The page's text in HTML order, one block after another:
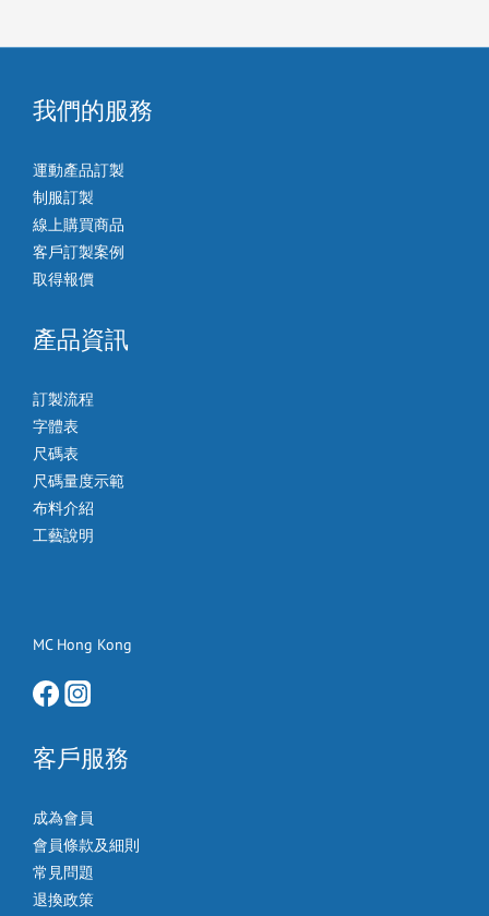
我們的服務
運動產品訂製
制服訂製
線上購買商品
客戶訂製案例
取得報價
產品資訊
訂製流程
字體表
尺碼表
尺碼量度示範
布料介紹
工藝說明
MC Hong Kong
客戶服務
成為會員
會員條款及細則
常見問題
退換政策